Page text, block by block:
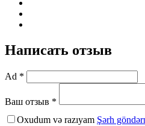
Написать отзыв
Ad *
Ваш отзыв *
Oxudum və razıyam Şərh